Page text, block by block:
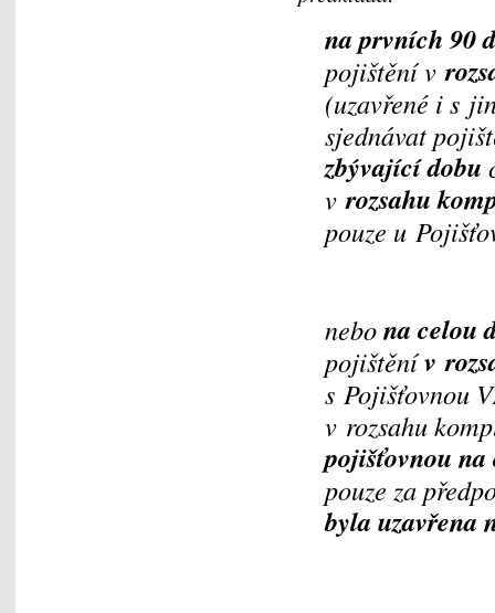
na prvních 90
pojištění v
(uzavřené i s
sjednávat
zbývající dobu
vrozsahu
pouze u
nebona celou
pojištěnív
s Pojišťovnou
v rozsahu
pojišťovnou
pouze za
byla uzavřena